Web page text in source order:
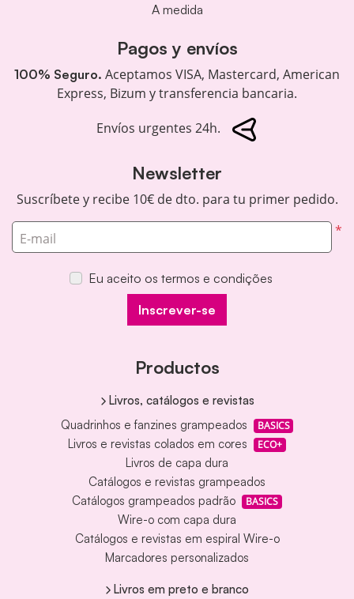
A medida
Pagos y envíos
100% Seguro. Aceptamos VISA, Mastercard, American
Express, Bizum y transferencia bancaria.
Envíos urgentes 24h.
Newsletter
Suscríbete y recibe 10€ de dto. para tu primer pedido.
*
E-mail
Eu aceito os termos e condições
Inscrever-se
Productos
Livros, catálogos e revistas
Quadrinhos e fanzines grampeados
BASICS
Livros e revistas colados em cores ECO+
Livros de capa dura
Catálogos e revistas grampeados
Catálogos grampeados padrão
BASICS
Wire-o com capa dura
Catálogos e revistas em espiral Wire-o
Marcadores personalizados
Livros em preto e branco